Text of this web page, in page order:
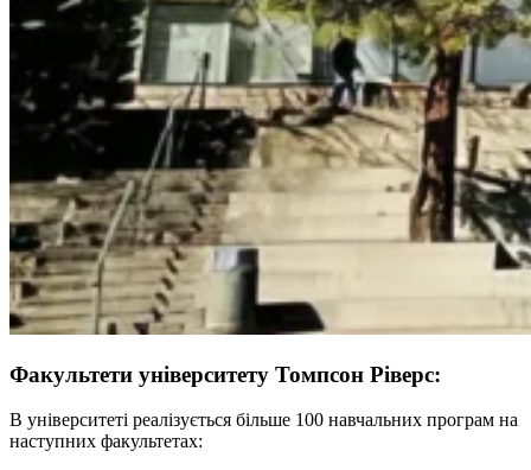
Факультети університету Томпсон Ріверс:
В університеті реалізується більше 100 навчальних програм на
наступних факультетах: